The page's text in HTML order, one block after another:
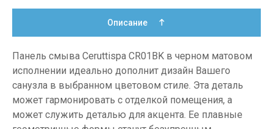
Описание
Панель смыва Ceruttispa CR01BK в черном матовом
исполнении идеально дополнит дизайн Вашего
санузла в выбранном цветовом стиле. Эта деталь
может гармонировать с отделкой помещения, а
может служить деталью для акцента. Ее плавные